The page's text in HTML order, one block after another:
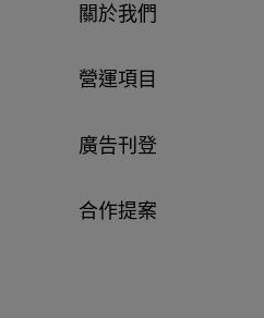
關於我們
營運項目
廣告刊登
合作提案